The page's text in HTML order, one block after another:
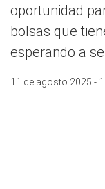
oportunidad
bolsas que
esperando a
11 de agosto 2025 -